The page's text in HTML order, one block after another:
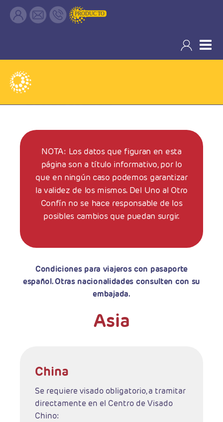
Solicitud de visado de TURISTA A
OTROS PAÍSES
NOTA: Los datos que figuran en esta
página son a título informativo, por lo
que en ningún caso podemos garantizar
la validez de los mismos. Del Uno al Otro
Confín no se hace responsable de los
posibles cambios que puedan surgir.
Condiciones para viajeros con pasaporte
español. Otras nacionalidades consulten con su
embajada.
Asia
China
Se requiere visado obligatorio, a tramitar
directamente en el Centro de Visado
Chino: